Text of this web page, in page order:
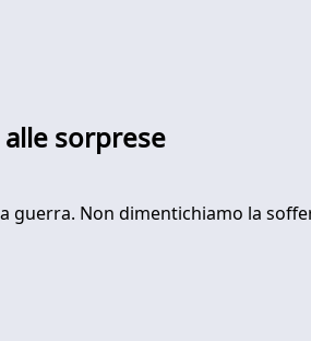
sorprese
guerra. Non dimentichiamo la